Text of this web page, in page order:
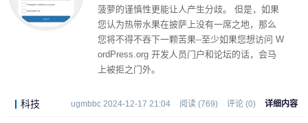
菠萝的谨慎性更能让人产生分歧。 但是，如果
您认为热带水果在披萨上没有一席之地，那么
您将不得不吞下一颗苦果--至少如果您想访问 W
ordPress.org 开发人员门户和论坛的话，会马
上被拒之门外。
科技 ugmbbc 2024-12-17 21:04 阅读 (769) 评论 (0) 详细内容